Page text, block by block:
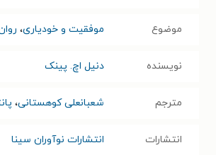
موضوع موفقیت و خودیاری،
نویسنده دنیل اچ. پینک
مترجم شعبانعلی کوهستانی،
انتشارات انتشارات نوآوران سینا